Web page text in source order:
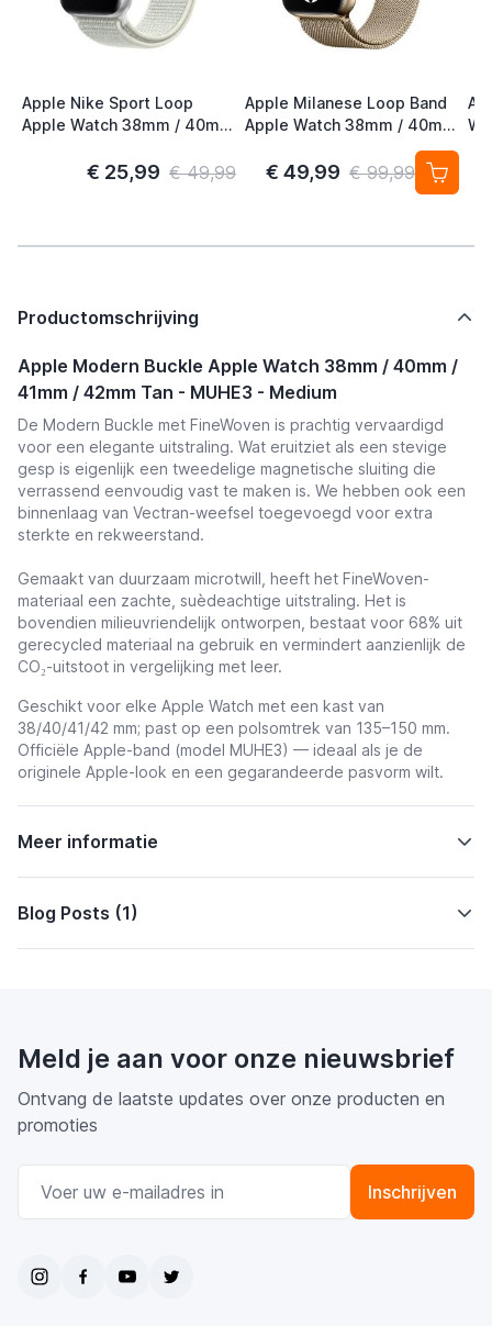
Apple Nike Sport Loop
Apple Watch 38mm / 40mm
€ 25,99 € 49,99
Apple Milanese Loop Band
Apple Watch 38mm / 40mm
/ 41mm / 42mm Gold (2nd
Gen)€ 49,99 € 99,99
Productomschrijving
Apple Modern Buckle Apple Watch 38mm / 40mm /
41mm / 42mm Tan - MUHE3 - Medium
De Modern Buckle met FineWoven is prachtig vervaardigd
voor een elegante uitstraling. Wat eruitziet als een stevige
gesp is eigenlijk een tweedelige magnetische sluiting die
verrassend eenvoudig vast te maken is. We hebben ook een
binnenlaag van Vectran-weefsel toegevoegd voor extra
sterkte en rekweerstand.
Gemaakt van duurzaam microtwill, heeft het FineWoven-
materiaal een zachte, suèdeachtige uitstraling. Het is
bovendien milieuvriendelijk ontworpen, bestaat voor 68% uit
gerecycled materiaal na gebruik en vermindert aanzienlijk de
CO₂-uitstoot in vergelijking met leer.
Geschikt voor elke Apple Watch met een kast van
38/40/41/42 mm; past op een polsomtrek van 135–150 mm.
Officiële Apple-band (model MUHE3) — ideaal als je de
originele Apple-look en een gegarandeerde pasvorm wilt.
Meer informatie
Blog Posts (1)
Meld je aan voor onze nieuwsbrief
Ontvang de laatste updates over onze producten en
promoties
Inschrijven